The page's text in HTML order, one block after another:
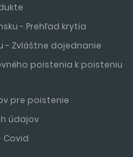
- Prehľad krytia
- Zvláštne dojednanie
poistenia k poisteniu
pre poistenie
údajov
Covid